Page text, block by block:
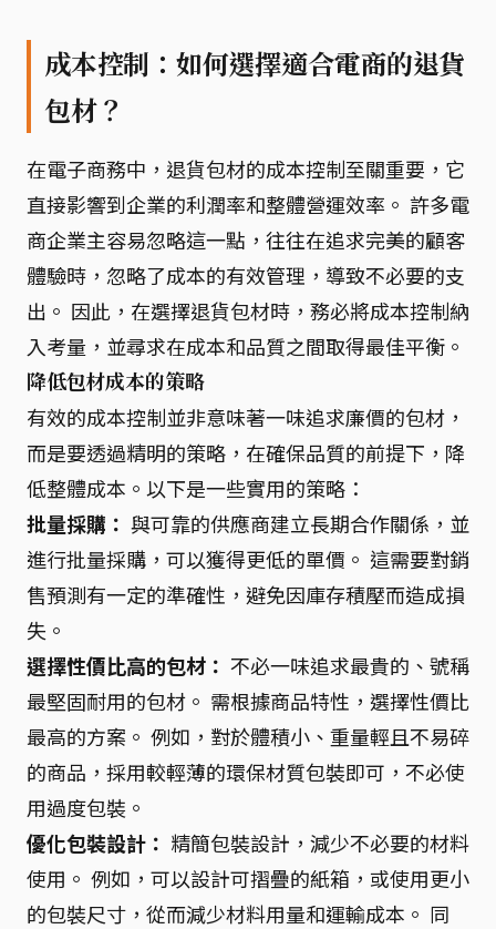
成本控制：如何選擇適合電商的退貨
包材？
在電子商務中，退貨包材的成本控制至關重要，它
直接影響到企業的利潤率和整體營運效率。 許多電
商企業主容易忽略這一點，往往在追求完美的顧客
體驗時，忽略了成本的有效管理，導致不必要的支
出。 因此，在選擇退貨包材時，務必將成本控制納
入考量，並尋求在成本和品質之間取得最佳平衡。
降低包材成本的策略
有效的成本控制並非意味著一味追求廉價的包材，
而是要透過精明的策略，在確保品質的前提下，降
低整體成本。以下是一些實用的策略：
批量採購： 與可靠的供應商建立長期合作關係，並
進行批量採購，可以獲得更低的單價。 這需要對銷
售預測有一定的準確性，避免因庫存積壓而造成損
失。
選擇性價比高的包材： 不必一味追求最貴的、號稱
最堅固耐用的包材。 需根據商品特性，選擇性價比
最高的方案。 例如，對於體積小、重量輕且不易碎
的商品，採用較輕薄的環保材質包裝即可，不必使
用過度包裝。
優化包裝設計： 精簡包裝設計，減少不必要的材料
使用。 例如，可以設計可摺疊的紙箱，或使用更小
的包裝尺寸，從而減少材料用量和運輸成本。 同